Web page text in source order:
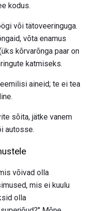
kodus.
või tätoveeringuga.
võta enamus
kõrvarõnga paar on
katmiseks.
aineid; te ei tea
sõita, jätke vanem
autosse.
võivad olla
mis ei kuulu
olla